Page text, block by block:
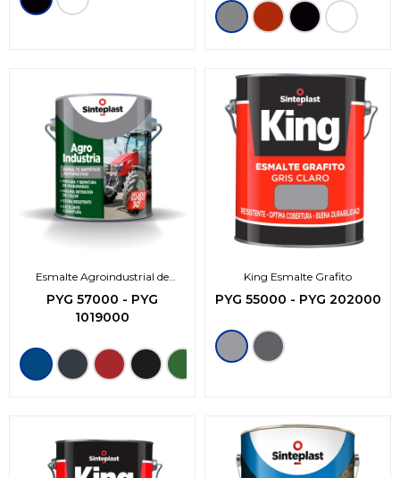
Esmalte Agroindustrial de
secado rapido
PYG 57000 - PYG
1019000
King Esmalte Grafito
PYG 55000 - PYG 202000